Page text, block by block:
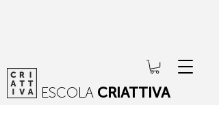
ESCOLA CRIATTIVA